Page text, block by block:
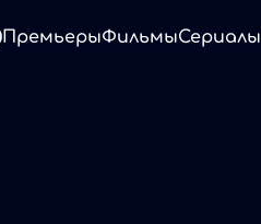
ПремьерыФильмыСериалы